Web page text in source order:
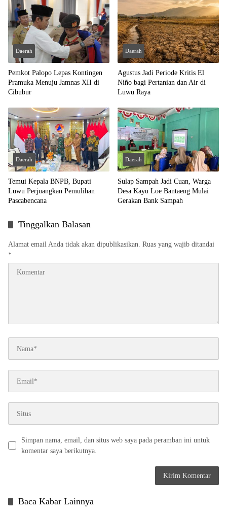
Daerah
Pemkot Palopo Lepas Kontingen
Pramuka Menuju Jamnas XII di
Cibubur
Daerah
Agustus Jadi Periode Kritis El
Niño bagi Pertanian dan Air di
Luwu Raya
Daerah
Temui Kepala BNPB, Bupati
Luwu Perjuangkan Pemulihan
Pascabencana
Daerah
Sulap Sampah Jadi Cuan, Warga
Desa Kayu Loe Bantaeng Mulai
Gerakan Bank Sampah
Tinggalkan Balasan
Alamat email Anda tidak akan dipublikasikan. Ruas yang wajib ditandai
*
Simpan nama, email, dan situs web saya pada peramban ini untuk
komentar saya berikutnya.
Baca Kabar Lainnya